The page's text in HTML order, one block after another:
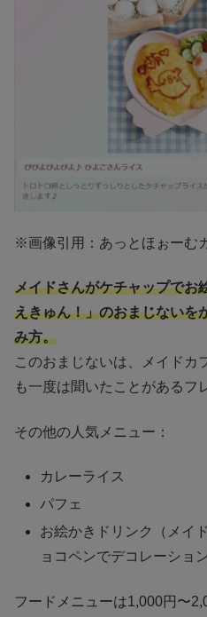
※画像引用：あっとほぉーむ
メイドさんがケチャップでお
えきゅん！」のおまじないを
み方。
このおまじないは、メイドカ
も一度は聞いたことがあるフ
その他の人気メニュー：
カレーライス
パフェ
お絵かきドリンク（メイ
ョコペンでデコレーション
フードメニューは1,000円〜